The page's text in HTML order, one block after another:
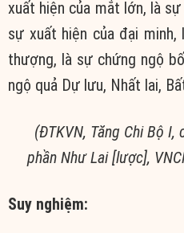
xuất hiện của mắt lớn, là
sự xuất hiện của đại
thượng, là sự chứng ngộ
ngộ quả Dự lưu, Nhất lai,
(ĐTKVN, Tăng Chi Bộ
phần Như Lai [lược],
Suy nghiệm: